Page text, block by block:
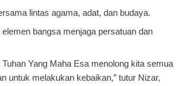
lintas agama, adat, dan budaya.
bangsa menjaga persatuan dan
Tuhan Yang Maha Esa menolong kita semua
untuk melakukan kebaikan,” tutur Nizar,